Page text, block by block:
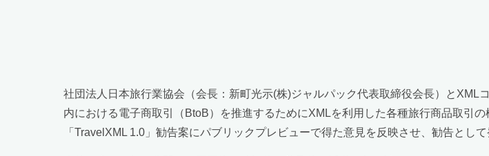
社団法人日本旅行業協会（会長：新町光示(株)ジャルパック代表取締役会長）と
内における電子商取引（BtoB）を推進するためにXMLを利用した各種旅行商品取引
「TravelXML 1.0」勧告案にパブリックプレビューで得た意見を反映させ、勧告として